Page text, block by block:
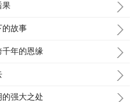
果
的故事
年的恩缘
强大之处